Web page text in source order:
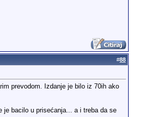
#88
prevodom. Izdanje je bilo iz 70ih ako
je bacilo u prisećanja... a i treba da se